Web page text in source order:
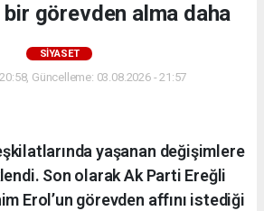
bir görevden alma daha
SİYASET
Güncelleme: 03.08.2026 - 21:57
yaşanan değişimlere
Son olarak Ak Parti Ereğli
Erol’un görevden affını istediği